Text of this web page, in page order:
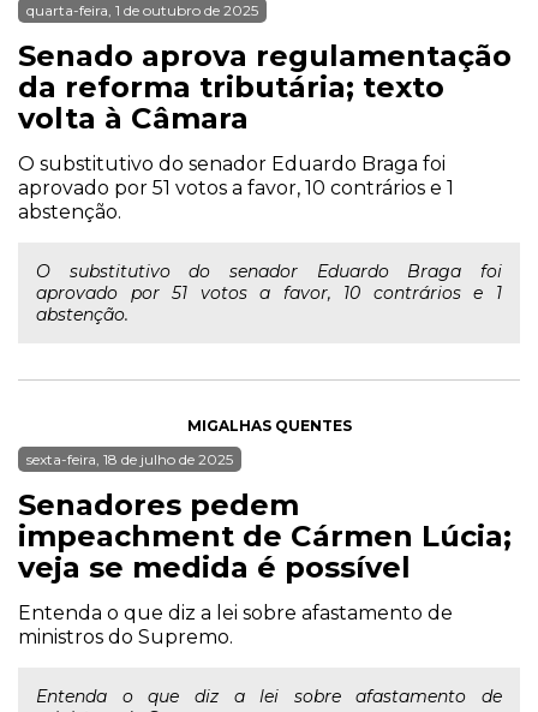
quarta-feira, 1 de outubro de 2025
Senado aprova regulamentação
da reforma tributária; texto
volta à Câmara
O substitutivo do senador Eduardo Braga foi
aprovado por 51 votos a favor, 10 contrários e 1
abstenção.
O substitutivo do senador Eduardo Braga foi
aprovado por 51 votos a favor, 10 contrários e 1
abstenção.
MIGALHAS QUENTES
sexta-feira, 18 de julho de 2025
Senadores pedem
impeachment de Cármen Lúcia;
veja se medida é possível
Entenda o que diz a lei sobre afastamento de
ministros do Supremo.
Entenda o que diz a lei sobre afastamento de